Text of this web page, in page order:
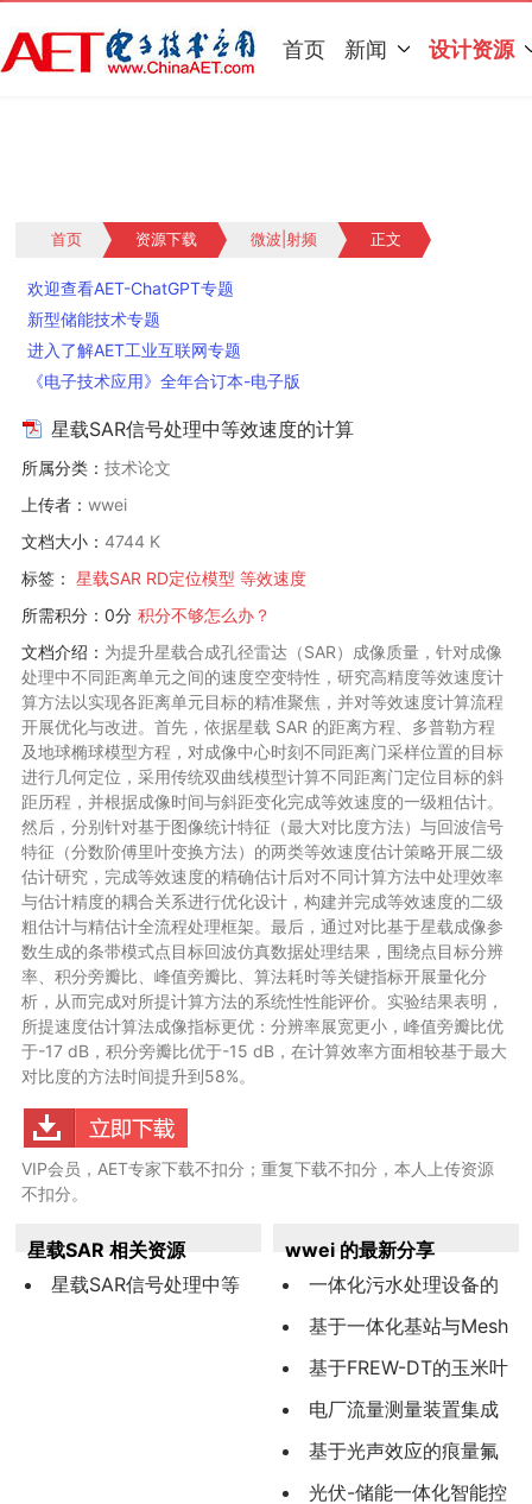
首页 新闻 设计资源
首页 资源下载 微波|射频 正文
欢迎查看AET-ChatGPT专题
新型储能技术专题
进入了解AET工业互联网专题
《电子技术应用》全年合订本-电子版
星载SAR信号处理中等效速度的计算
所属分类：技术论文
上传者：wwei
文档大小：4744 K
标签：
星载SAR RD定位模型 等效速度
所需积分：0分 积分不够怎么办？
文档介绍： 为提升星载合成孔径雷达（SAR）成像质量，针对成像
处理中不同距离单元之间的速度空变特性，研究高精度等效速度计
算方法以实现各距离单元目标的精准聚焦，并对等效速度计算流程
开展优化与改进。首先，依据星载 SAR 的距离方程、多普勒方程
及地球椭球模型方程，对成像中心时刻不同距离门采样位置的目标
进行几何定位，采用传统双曲线模型计算不同距离门定位目标的斜
距历程，并根据成像时间与斜距变化完成等效速度的一级粗估计。
然后，分别针对基于图像统计特征（最大对比度方法）与回波信号
特征（分数阶傅里叶变换方法）的两类等效速度估计策略开展二级
估计研究，完成等效速度的精确估计后对不同计算方法中处理效率
与估计精度的耦合关系进行优化设计，构建并完成等效速度的二级
粗估计与精估计全流程处理框架。最后，通过对比基于星载成像参
数生成的条带模式点目标回波仿真数据处理结果，围绕点目标分辨
率、积分旁瓣比、峰值旁瓣比、算法耗时等关键指标开展量化分
析，从而完成对所提计算方法的系统性性能评价。实验结果表明，
所提速度估计算法成像指标更优：分辨率展宽更小，峰值旁瓣比优
于-17 dB，积分旁瓣比优于-15 dB，在计算效率方面相较基于最大
对比度的方法时间提升到58%。
VIP会员，AET专家下载不扣分；重复下载不扣分，本人上传资源
不扣分。
星载SAR 相关资源
星载SAR信号处理中等
wwei 的最新分享
一体化污水处理设备的
智能电气系统设计与物联
网监控平台开发
基于一体化基站与Mesh
融合的新型产品覆盖方案
研究与验证
基于FREW-DT的玉米叶
片病害检测
电厂流量测量装置集成
化选型与工程应用
基于光声效应的痕量氟
化氢的传感技术研究
光伏-储能一体化智能控